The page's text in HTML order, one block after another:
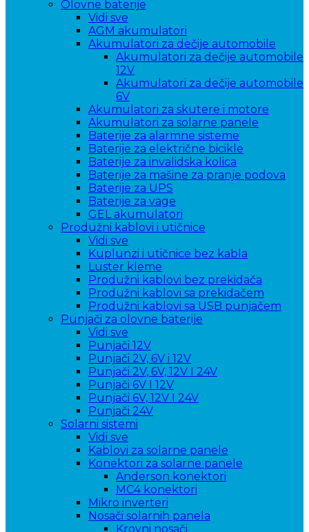
Olovne baterije
Vidi sve
AGM akumulatori
Akumulatori za dečije automobile
Akumulatori za dečije automobile
12V
Akumulatori za dečije automobile
6V
Akumulatori za skutere i motore
Akumulatori za solarne panele
Baterije za alarmne sisteme
Baterije za električne bicikle
Baterije za invalidska kolica
Baterije za mašine za pranje podova
Baterije za UPS
Baterije za vage
GEL akumulatori
Produžni kablovi i utičnice
Vidi sve
Kuplunzi i utičnice bez kabla
Luster kleme
Produžni kablovi bez prekidača
Produžni kablovi sa prekidačem
Produžni kablovi sa USB punjačem
Punjači za olovne baterije
Vidi sve
Punjači 12V
Punjači 2V, 6V i 12V
Punjači 2V, 6V, 12V I 24V
Punjači 6V I 12V
Punjači 6V, 12V I 24V
Punjači 24V
Solarni sistemi
Vidi sve
Kablovi za solarne panele
Konektori za solarne panele
Anderson konektori
MC4 konektori
Mikro inverteri
Nosači solarnih panela
Krovni nosači